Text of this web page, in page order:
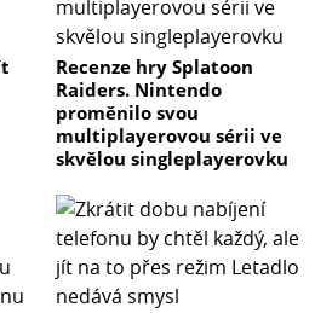
Recenze hry Splatoon
Raiders. Nintendo
proměnilo svou
multiplayerovou sérii ve
skvělou singleplayerovku